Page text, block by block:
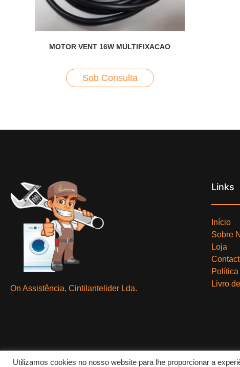
MOTOR VENT 16W MULTIFIXACAO
Sob Consulta
On Assistência, Cintilantelider Lda.
Links
Início
Sobre
Loja
Livro
Utilizamos cookies no nosso website para lhe proporcionar a